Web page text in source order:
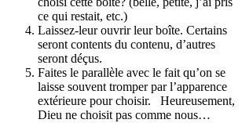
ce qui restait, etc.)
Laissez-leur ouvrir leur boîte. Certains
seront contents du contenu, d’autres
seront déçus.
Faites le parallèle avec le fait qu’on se
laisse souvent tromper par l’apparence
extérieure pour choisir. Heureusement,
Dieu ne choisit pas comme nous…